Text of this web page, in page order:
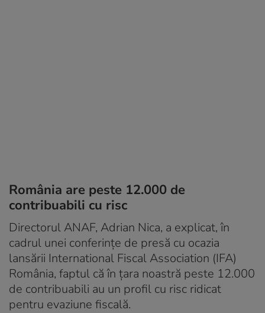
România are peste 12.000 de
contribuabili cu risc
Directorul ANAF, Adrian Nica, a explicat, în
cadrul unei conferințe de presă cu ocazia
lansării International Fiscal Association (IFA)
România, faptul că în țara noastră peste 12.000
de contribuabili au un profil cu risc ridicat
pentru evaziune fiscală.